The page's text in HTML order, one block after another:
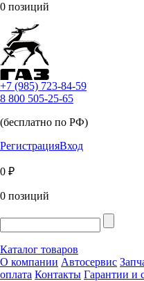
0 позиций
+7 (985) 723-84-59
8 800 505-25-65
(бесплатно по РФ)
РегистрацияВход
0 ₽
0 позиций
Каталог товаров
О компании Автосервис
оплата Контакты Гарантии и